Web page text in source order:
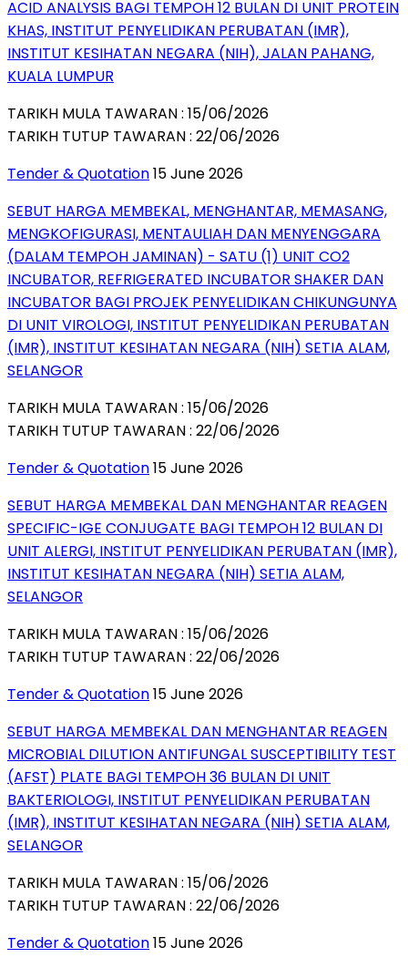
ACID ANALYSIS BAGI TEMPOH 12 BULAN DI UNIT PROTEIN
KHAS, INSTITUT PENYELIDIKAN PERUBATAN (IMR),
INSTITUT KESIHATAN NEGARA (NIH), JALAN PAHANG,
KUALA LUMPUR
TARIKH MULA TAWARAN : 15/06/2026
TARIKH TUTUP TAWARAN : 22/06/2026
Tender & Quotation15 June 2026
SEBUT HARGA MEMBEKAL, MENGHANTAR, MEMASANG,
MENGKOFIGURASI, MENTAULIAH DAN MENYENGGARA
(DALAM TEMPOH JAMINAN) - SATU (1) UNIT CO2
INCUBATOR, REFRIGERATED INCUBATOR SHAKER DAN
INCUBATOR BAGI PROJEK PENYELIDIKAN CHIKUNGUNYA
DI UNIT VIROLOGI, INSTITUT PENYELIDIKAN PERUBATAN
(IMR), INSTITUT KESIHATAN NEGARA (NIH) SETIA ALAM,
SELANGOR
TARIKH MULA TAWARAN : 15/06/2026
TARIKH TUTUP TAWARAN : 22/06/2026
Tender & Quotation15 June 2026
SEBUT HARGA MEMBEKAL DAN MENGHANTAR REAGEN
SPECIFIC-IGE CONJUGATE BAGI TEMPOH 12 BULAN DI
UNIT ALERGI, INSTITUT PENYELIDIKAN PERUBATAN (IMR),
INSTITUT KESIHATAN NEGARA (NIH) SETIA ALAM,
SELANGOR
TARIKH MULA TAWARAN : 15/06/2026
TARIKH TUTUP TAWARAN : 22/06/2026
Tender & Quotation15 June 2026
SEBUT HARGA MEMBEKAL DAN MENGHANTAR REAGEN
MICROBIAL DILUTION ANTIFUNGAL SUSCEPTIBILITY TEST
(AFST) PLATE BAGI TEMPOH 36 BULAN DI UNIT
BAKTERIOLOGI, INSTITUT PENYELIDIKAN PERUBATAN
(IMR), INSTITUT KESIHATAN NEGARA (NIH) SETIA ALAM,
SELANGOR
TARIKH MULA TAWARAN : 15/06/2026
TARIKH TUTUP TAWARAN : 22/06/2026
Tender & Quotation15 June 2026